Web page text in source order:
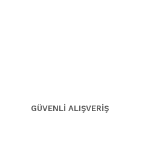
GÜVENLİ ALIŞVERİŞ